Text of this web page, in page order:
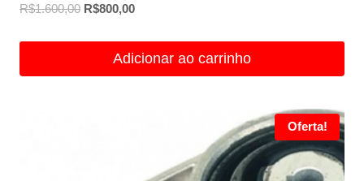
R$1.600,00 O
R$800,00O
é:
Adicionar ao carrinho
Oferta!